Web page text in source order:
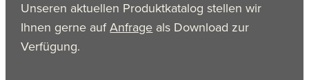
Unseren aktuellen Produktkatalog stellen wir
Ihnen gerne aufAnfrage als Download zur
Verfügung.